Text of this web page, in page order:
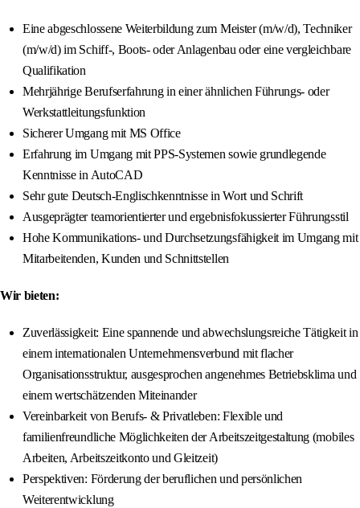
Eine abgeschlossene Weiterbildung zum Meister (m/w/d), Techniker
(m/w/d) im Schiff-, Boots- oder Anlagenbau oder eine vergleichbare
Qualifikation
Mehrjährige Berufserfahrung in einer ähnlichen Führungs‑ oder
Werkstattleitungsfunktion
Sicherer Umgang mit MS Office
Erfahrung im Umgang mit PPS‑Systemen sowie grundlegende
Kenntnisse in AutoCAD
Sehr gute Deutsch-Englischkenntnisse in Wort und Schrift
Ausgeprägter teamorientierter und ergebnisfokussierter Führungsstil
Hohe Kommunikations‑ und Durchsetzungsfähigkeit im Umgang mit
Mitarbeitenden, Kunden und Schnittstellen
Wir bieten:
Zuverlässigkeit: Eine spannende und abwechslungsreiche Tätigkeit in
einem internationalen Unternehmensverbund mit flacher
Organisationsstruktur, ausgesprochen angenehmes Betriebsklima und
einem wertschätzenden Miteinander
Vereinbarkeit von Berufs- & Privatleben: Flexible und
familienfreundliche Möglichkeiten der Arbeitszeitgestaltung (mobiles
Arbeiten, Arbeitszeitkonto und Gleitzeit)
Perspektiven: Förderung der beruflichen und persönlichen
Weiterentwicklung